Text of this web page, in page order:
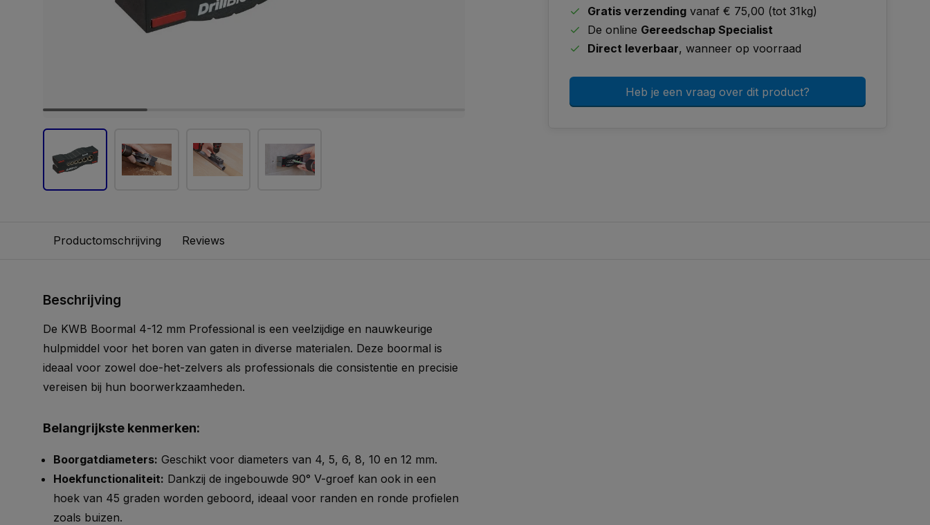
Gratis verzending vanaf € 75,00 (tot 31kg)
De online Gereedschap Specialist
Direct leverbaar, wanneer op voorraad
Heb je een vraag over dit product?
Productomschrijving Reviews
Beschrijving
De KWB Boormal 4-12 mm Professional is een veelzijdige en nauwkeurige
hulpmiddel voor het boren van gaten in diverse materialen. Deze boormal is
ideaal voor zowel doe-het-zelvers als professionals die consistentie en precisie
vereisen bij hun boorwerkzaamheden.
Belangrijkste kenmerken:
Boorgatdiameters: Geschikt voor diameters van 4, 5, 6, 8, 10 en 12 mm.
Hoekfunctionaliteit: Dankzij de ingebouwde 90° V-groef kan ook in een
hoek van 45 graden worden geboord, ideaal voor randen en ronde profielen
zoals buizen.